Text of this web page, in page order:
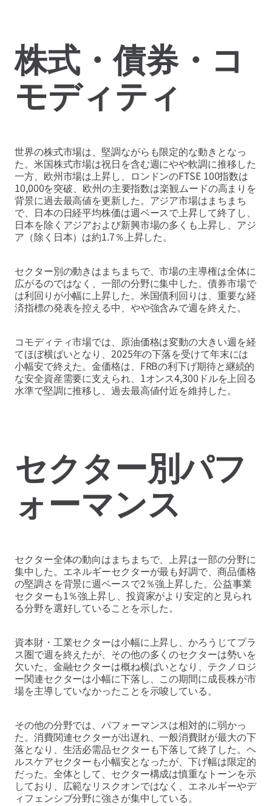
株式・債券・コ
モディティ
世界の株式市場は、堅調ながらも限定的な動きとなっ
た。米国株式市場は祝日を含む週にやや軟調に推移した
一方、欧州市場は上昇し、ロンドンのFTSE 100指数は
10,000を突破、欧州の主要指数は楽観ムードの高まりを
背景に過去最高値を更新した。アジア市場はまちまち
で、日本の日経平均株価は週ベースで上昇して終了し、
日本を除くアジアおよび新興市場の多くも上昇し、アジ
ア（除く日本）は約1.7％上昇した。
セクター別の動きはまちまちで、市場の主導権は全体に
広がるのではなく、一部の分野に集中した。債券市場で
は利回りが小幅に上昇した。米国債利回りは、重要な経
済指標の発表を控える中、やや強含みで週を終えた。
コモディティ市場では、原油価格は変動の大きい週を経
てほぼ横ばいとなり、2025年の下落を受けて年末には
小幅安で終えた。金価格は、FRBの利下げ期待と継続的
な安全資産需要に支えられ、1オンス4,300ドルを上回る
水準で堅調に推移し、過去最高値付近を維持した。
セクター別パフ
ォーマンス
セクター全体の動向はまちまちで、上昇は一部の分野に
集中した。エネルギーセクターが最も好調で、商品価格
の堅調さを背景に週ベースで2％強上昇した。公益事業
セクターも1％強上昇し、投資家がより安定的と見られ
る分野を選好していることを示した。
資本財・工業セクターは小幅に上昇し、かろうじてプラ
ス圏で週を終えたが、その他の多くのセクターは勢いを
欠いた。金融セクターは概ね横ばいとなり、テクノロジ
ー関連セクターは小幅に下落し、この期間に成長株が市
場を主導していなかったことを示唆している。
その他の分野では、パフォーマンスは相対的に弱かっ
た。消費関連セクターが出遅れ、一般消費財が最大の下
落となり、生活必需品セクターも下落して終了した。ヘ
ルスケアセクターも小幅安となったが、下げ幅は限定的
だった。全体として、セクター構成は慎重なトーンを示
しており、広範なリスクオンではなく、エネルギーやデ
ィフェンシブ分野に強さが集中している。